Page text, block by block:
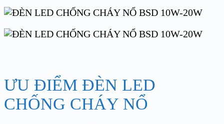
ƯU ĐIỂM ĐÈN LED
CHỐNG CHÁY NỔ